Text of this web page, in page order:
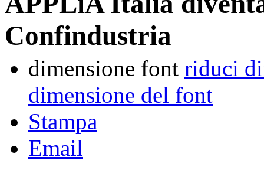
Confindustria
dimensione font riduci
dimensione del font
Stampa
Email